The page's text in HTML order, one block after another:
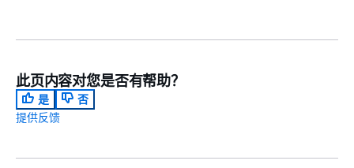
此页内容对您是否有帮助？
是
否
提供反馈